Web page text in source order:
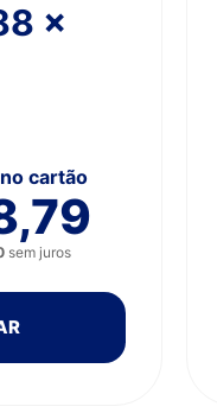
x
cartão
sem juros